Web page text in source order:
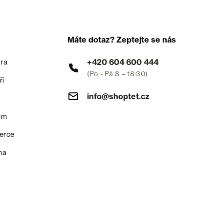
Máte dotaz? Zeptejte se nás
+420 604 600 444
(Po - Pá 8 – 18:30)
info@shoptet.cz